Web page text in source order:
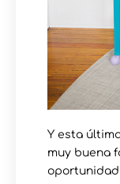
Y esta
muy buena
oportunidad